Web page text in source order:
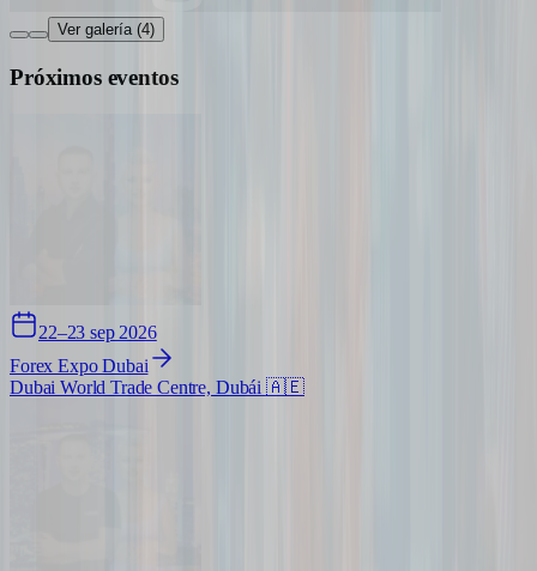
Ver galería (4)
Próximos eventos
22–23 sep 2026
Forex Expo Dubai
Dubai World Trade Centre, Dubái 🇦🇪